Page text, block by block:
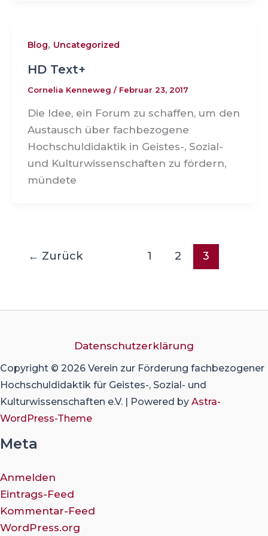
Blog, Uncategorized
HD Text+
Cornelia Kenneweg / Februar 23, 2017
Die Idee, ein Forum zu schaffen, um den
Austausch über fachbezogene
Hochschuldidaktik in Geistes-, Sozial-
und Kulturwissenschaften zu fördern,
mündete
← Zurück 1 2 3
Datenschutzerklärung
Copyright © 2026 Verein zur Förderung fachbezogener
Hochschuldidaktik für Geistes-, Sozial- und
Kulturwissenschaften e.V. | Powered by Astra-
WordPress-Theme
Meta
Anmelden
Eintrags-Feed
Kommentar-Feed
WordPress.org